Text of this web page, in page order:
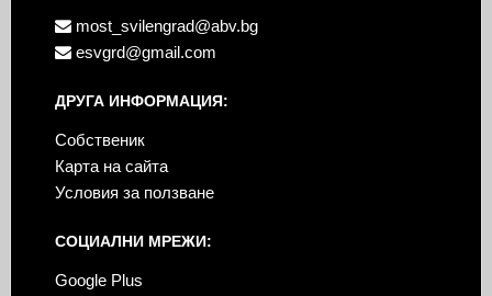
most_svilengrad@abv.bg
esvgrd@gmail.com
ДРУГА ИНФОРМАЦИЯ:
Собственик
Карта на сайта
Условия за ползване
СОЦИАЛНИ МРЕЖИ:
Google Plus